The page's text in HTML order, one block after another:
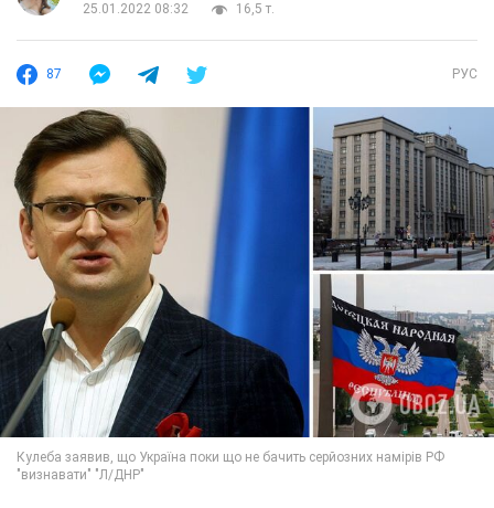
25.01.2022 08:32
16,5 т.
87 РУС